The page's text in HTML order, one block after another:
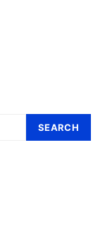
SEARCH